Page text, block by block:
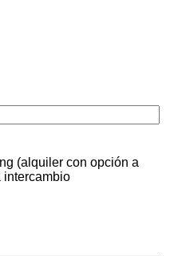
(alquiler con opción a
intercambio